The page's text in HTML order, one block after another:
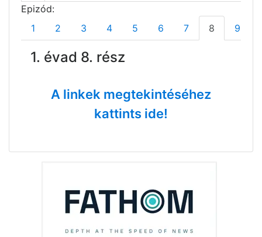
Epizód:
1
2 3 4 5 6 7 8 9
1. évad 8. rész
A linkek megtekintéséhez
kattints ide!